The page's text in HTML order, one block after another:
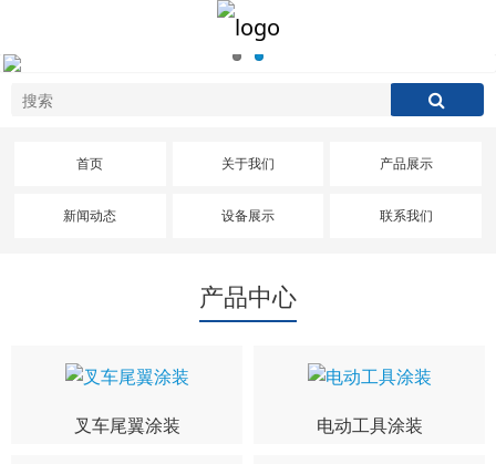
首页 关于我们 产品展示
新闻动态 设备展示 联系我们
产品中心
叉车尾翼涂装 电动工具涂装